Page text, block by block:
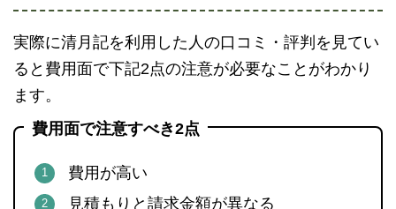
実際に清月記を利用した人の口コミ・評判を見てい
ると費用面で下記2点の注意が必要なことがわかり
ます。
費用面で注意すべき2点
費用が高い
見積もりと請求金額が異なる